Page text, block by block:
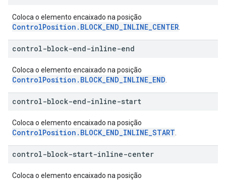
Coloca o elemento encaixado na posição
ControlPosition.BLOCK_END_INLINE_CENTER
control-block-end-inline-end
Coloca o elemento encaixado na posição
ControlPosition.BLOCK_END_INLINE_END
control-block-end-inline-start
Coloca o elemento encaixado na posição
ControlPosition.BLOCK_END_INLINE_START
control-block-start-inline-center
Coloca o elemento encaixado na posição